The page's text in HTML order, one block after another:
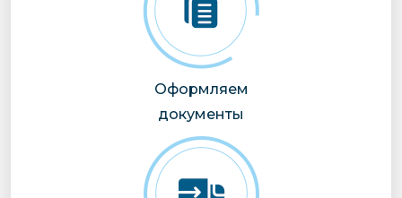
Оформляем
документы